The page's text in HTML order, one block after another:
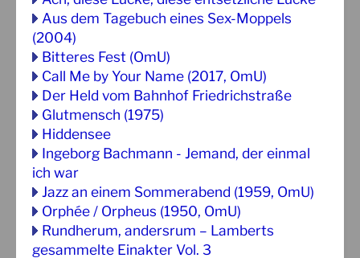
Aus dem Tagebuch eines Sex-Moppels
(2004)
Bitteres Fest (OmU)
Call Me by Your Name (2017, OmU)
Der Held vom Bahnhof Friedrichstraße
Glutmensch (1975)
Hiddensee
Ingeborg Bachmann - Jemand, der einmal
ich war
Jazz an einem Sommerabend (1959, OmU)
Orphée / Orpheus (1950, OmU)
Rundherum, andersrum – Lamberts
gesammelte Einakter Vol. 3